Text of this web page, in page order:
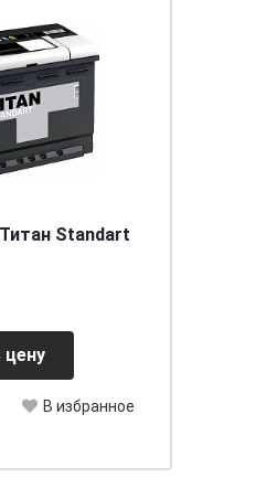
Standart
цену
В избранное